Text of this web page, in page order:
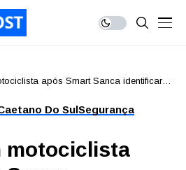
após Smart Sanca identificar
Do SulSegurança
motociclista